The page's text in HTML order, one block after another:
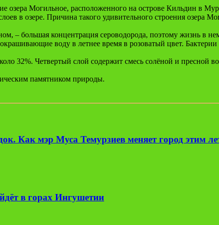
озера Могильное, расположенного на острове Кильдин в
в озере. Причина такого удивительного строения
– большая концентрация сероводорода, поэтому жизнь в нем
воду в летнее время в розоватый цвет.
32%. Четвертый слой содержит смесь солёной и
памятником природы.
Как мэр Муса Темурзиев меняет город этим
в горах Ингушетии